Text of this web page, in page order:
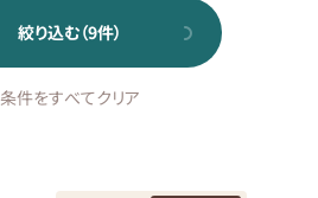
絞り込む（9件）
条件をすべてクリア